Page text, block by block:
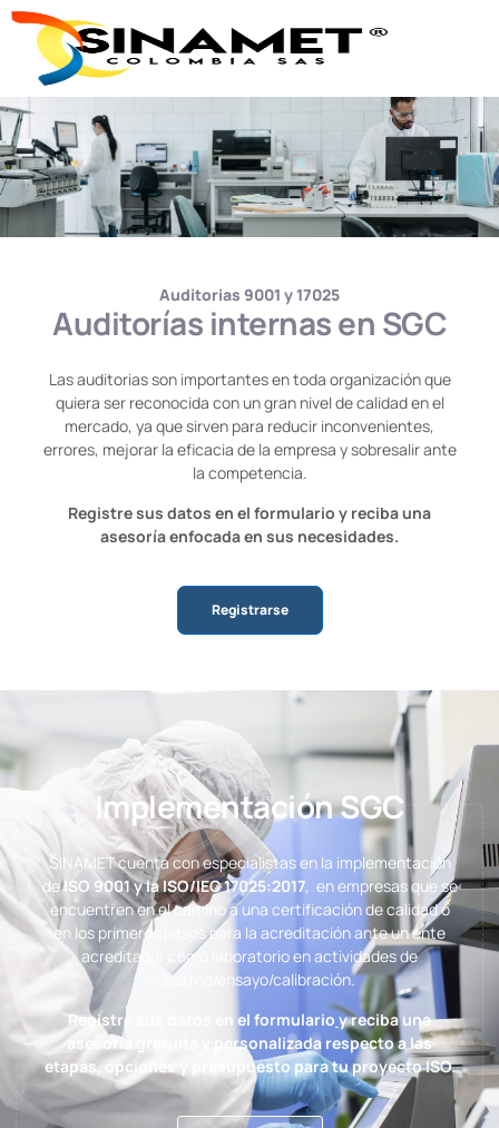
Auditorias 9001 y 17025
Auditorías internas en SGC
Las auditorias son importantes en toda organización que
quiera ser reconocida con un gran nivel de calidad en el
mercado, ya que sirven para reducir inconvenientes,
errores, mejorar la eficacia de la empresa y sobresalir ante
la competencia.
Registre sus datos en el formulario y reciba una
asesoría enfocada en sus necesidades.
Registrarse
Implementación SGC
SINAMET cuenta con especialistas en la implementación
deISO 9001 y la ISO/IEC 17025:2017, en empresas que se
encuentren en el camino a una certificación de calidad o
en los primeros pasos para la acreditación ante un ente
acreditador como laboratorio en actividades de
muestreo/ensayo/calibración.
Registre sus datos en el formulario y reciba una
asesoría gratuita y personalizada respecto a las
etapas, opciones y presupuesto para tu proyecto ISO.